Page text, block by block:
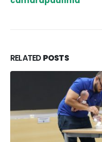
RELATEDPOSTS